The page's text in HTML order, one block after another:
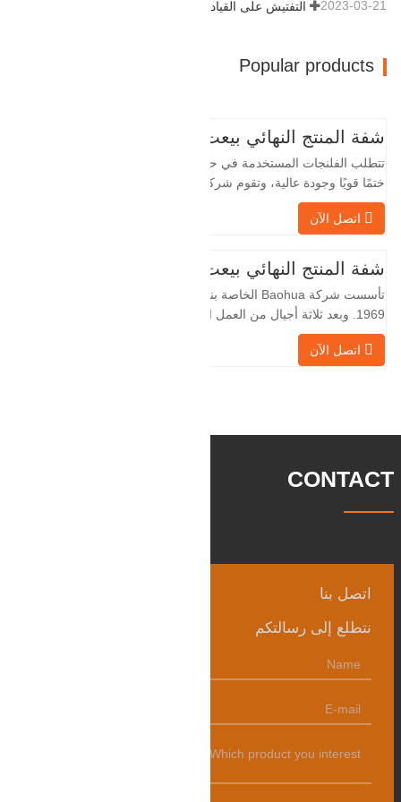
التفتيش على القيادة 2023-03-21
Popular products
شفة المنتج النهائي بيعت
تتطلب الفلنجات المستخدمة في حقول النفط
الخاصة بنا بمعالجة الفلنجات في حقول النفط
لسنوات عديدة وتقوم بتصديرها بشكل غير
لأن الصناعة المحلية ليست مثالية، فإننا نريد
الاستيراد والتصدير مباشرة مع العملاء
الأجانب،
اتصل الآن
شفة المنتج النهائي بيعت
تأسست شركة Baohua الخاصة بنا في عام
1969. وبعد ثلاثة أجيال من العمل الشاق،
وتوليد طاقة الرياح وقطع
اتصل الآن
CONTACT
اتصل بنا
نتطلع إلى رسالتكم